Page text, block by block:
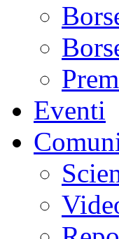
Eventi